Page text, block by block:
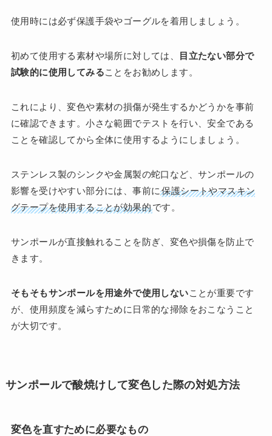
使用時には必ず保護手袋やゴーグルを着用しましょう。
初めて使用する素材や場所に対しては、
目立たない部分で
試験的に使用してみることをお勧めします。
これにより、変色や素材の損傷が発生するかどうかを事前
に確認できます。小さな範囲でテストを行い、安全である
ことを確認してから全体に使用するようにしましょう​ ​。
ステンレス製のシンクや金属製の蛇口など、サンポールの
影響を受けやすい部分には、事前に保護シートやマスキン
グテープを使用することが効果的です。
サンポールが直接触れることを防ぎ、変色や損傷を防止で
きます。
そもそもサンポールを用途外で使用しないことが重要です
が、使用頻度を減らすために日常的な掃除をおこなうこと
が大切です。
サンポールで酸焼けして変色した際の対処方法
変色を直すために必要なもの